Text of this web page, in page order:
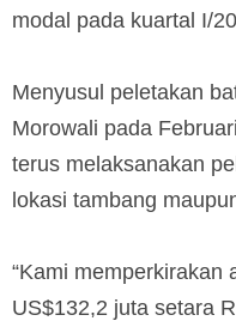
modal pada kuartal I/
Menyusul peletakan
Morowali pada
terus melaksanakan
lokasi tambang
“Kami memperkirakan
US$132,2 juta setara